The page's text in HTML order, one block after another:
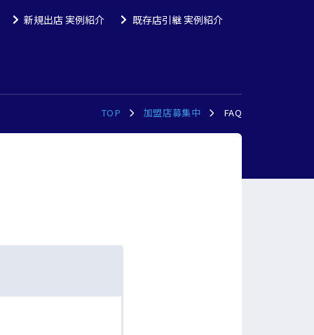
新規出店 実例紹介 既存店引継 実例紹介
TOP 加盟店募集中 FAQ